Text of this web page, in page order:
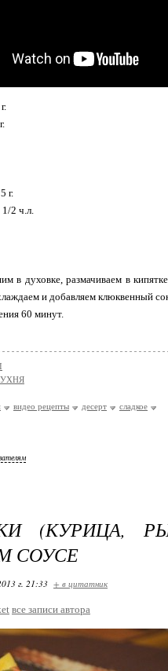
г.
2 ч.л.
в духовке, размачиваем в
и добавляем клюквенный
60 минут.
видео рецепты десерт сладкое
(КУРИЦА,
СОУСЕ
г. 21:33 + в цитатник
все записи автора